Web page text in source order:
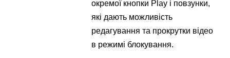
окремої кнопки Play і повзунки,
які дають можливість
редагування та прокрутки відео
в режимі блокування.